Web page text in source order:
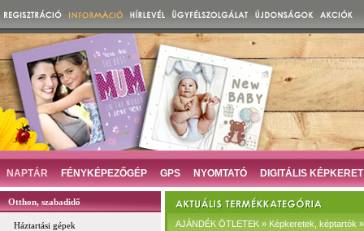
NAPTÁR FÉNYKÉPEZŐGÉP GPS NYOMTATÓ DIGITÁLIS KÉPKERET
Otthon, szabadidő
Háztartási gépek
AJÁNDÉK ÖTLETEK » Képkeretek, képtartók